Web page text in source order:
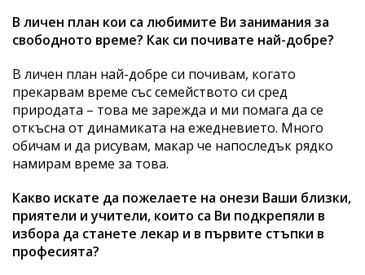
В личен план кои са любимите Ви занимания за
свободното време? Как си почивате най-добре?
В личен план най-добре си почивам, когато
прекарвам време със семейството си сред
природата – това ме зарежда и ми помага да се
откъсна от динамиката на ежедневието. Много
обичам и да рисувам, макар че напоследък рядко
намирам време за това.
Какво искате да пожелаете на онези Ваши близки,
приятели и учители, които са Ви подкрепяли в
избора да станете лекар и в първите стъпки в
професията?